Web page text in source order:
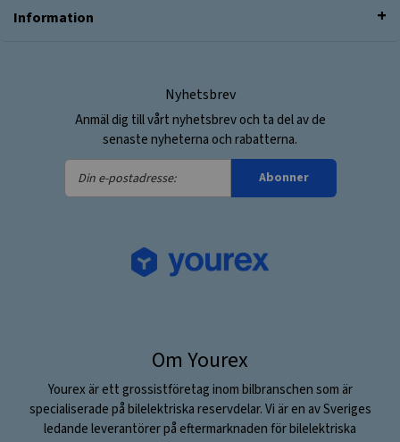
Information
Nyhetsbrev
Anmäl dig till vårt nyhetsbrev och ta del av de
senaste nyheterna och rabatterna.
Din
e-
Abonner
Om Yourex
Yourex är ett grossistföretag inom bilbranschen som är
specialiserade på bilelektriska reservdelar. Vi är en av Sveriges
ledande leverantörer på eftermarknaden för bilelektriska